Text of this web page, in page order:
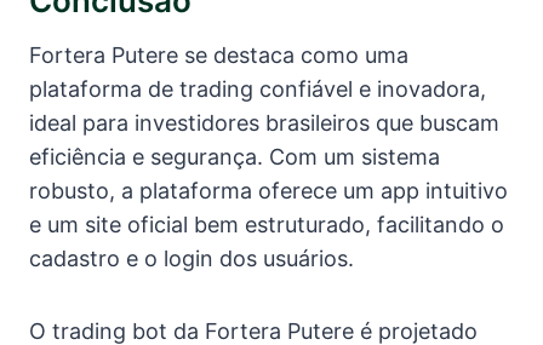
Fortera Putere se destaca como uma
plataforma de trading confiável e inovadora,
ideal para investidores brasileiros que buscam
eficiência e segurança. Com um sistema
robusto, a plataforma oferece um app intuitivo
e um site oficial bem estruturado, facilitando o
cadastro e o login dos usuários.
O trading bot da Fortera Putere é projetado